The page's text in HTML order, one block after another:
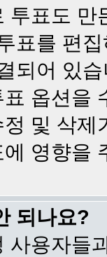
투표도
표를 편
되어 있
옵션을
및 삭
영향을
되나요?
사용자들